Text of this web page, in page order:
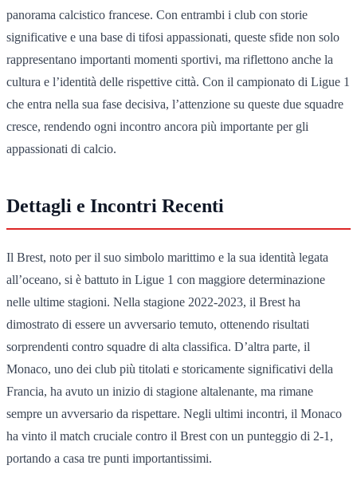
panorama calcistico francese. Con entrambi i club con storie
significative e una base di tifosi appassionati, queste sfide non solo
rappresentano importanti momenti sportivi, ma riflettono anche la
cultura e l’identità delle rispettive città. Con il campionato di Ligue 1
che entra nella sua fase decisiva, l’attenzione su queste due squadre
cresce, rendendo ogni incontro ancora più importante per gli
appassionati di calcio.
Dettagli e Incontri Recenti
Il Brest, noto per il suo simbolo marittimo e la sua identità legata
all’oceano, si è battuto in Ligue 1 con maggiore determinazione
nelle ultime stagioni. Nella stagione 2022-2023, il Brest ha
dimostrato di essere un avversario temuto, ottenendo risultati
sorprendenti contro squadre di alta classifica. D’altra parte, il
Monaco, uno dei club più titolati e storicamente significativi della
Francia, ha avuto un inizio di stagione altalenante, ma rimane
sempre un avversario da rispettare. Negli ultimi incontri, il Monaco
ha vinto il match cruciale contro il Brest con un punteggio di 2-1,
portando a casa tre punti importantissimi.